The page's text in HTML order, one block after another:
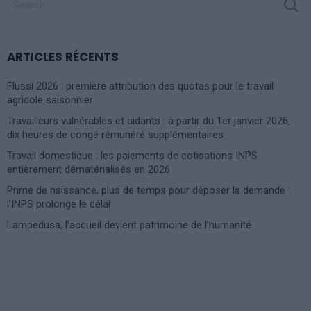
ARTICLES RÉCENTS
Flussi 2026 : première attribution des quotas pour le travail
agricole saisonnier
Travailleurs vulnérables et aidants : à partir du 1er janvier 2026,
dix heures de congé rémunéré supplémentaires
Travail domestique : les paiements de cotisations INPS
entièrement dématérialisés en 2026
Prime de naissance, plus de temps pour déposer la demande :
l’INPS prolonge le délai
Lampedusa, l’accueil devient patrimoine de l’humanité